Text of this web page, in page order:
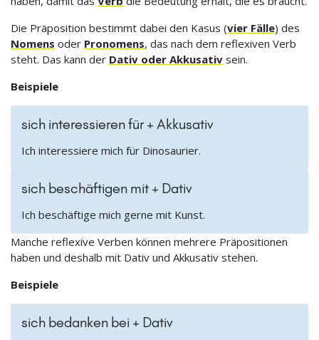
Die Präposition bestimmt dabei den Kasus (vier Fälle) des
Nomens oder Pronomens, das nach dem reflexiven Verb
steht. Das kann der Dativ oder Akkusativ sein.
Beispiele
sich interessieren für + Akkusativ
Ich interessiere mich für Dinosaurier.
sich beschäftigen mit + Dativ
Ich beschäftige mich gerne mit Kunst.
Manche reflexive Verben können mehrere Präpositionen
haben und deshalb mit Dativ und Akkusativ stehen.
Beispiele
sich bedanken bei + Dativ